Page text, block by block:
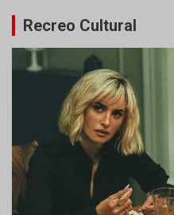
Recreo Cultural